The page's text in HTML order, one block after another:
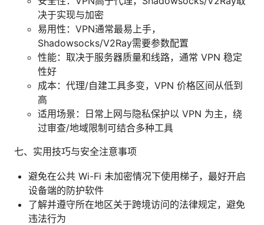
决于实现与加密
易用性：VPN通常最易上手，
Shadowsocks/V2Ray需要参数配置
性能：取决于服务器质量和线路，通常 VPN 稳定
性好
成本：代理/自建工具多变，VPN 价格区间从低到
高
适用场景：日常上网与隐私保护以 VPN 为主，绕
过审查/地域限制可结合多种工具
七、实用技巧与安全注意事项
避免在公共 Wi-Fi 未加密情况下使用梯子，最好开启
设备端的防护软件
了解并遵守所在地区关于跨境访问的法律规定，避免
违法行为